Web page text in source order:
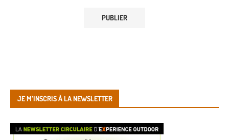
JE M’INSCRIS À LA NEWSLETTER